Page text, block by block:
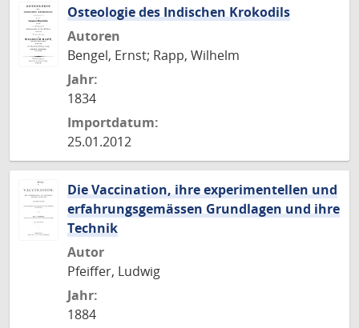
Osteologie des Indischen Krokodils
Autoren
Bengel, Ernst; Rapp, Wilhelm
Jahr:
1834
Importdatum:
25.01.2012
Die Vaccination, ihre experimentellen und
erfahrungsgemässen Grundlagen und ihre
Technik
Autor
Pfeiffer, Ludwig
Jahr:
1884